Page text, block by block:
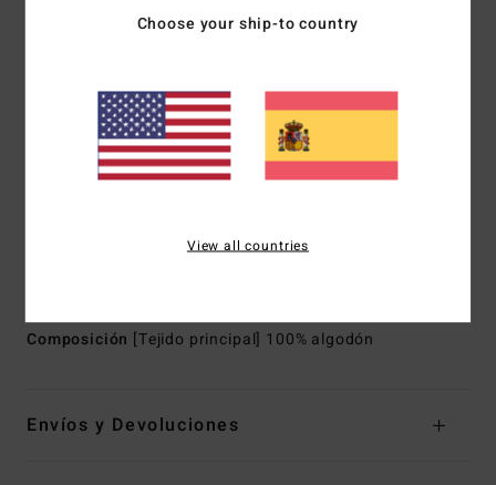
Trabilla práctica
Puntada en contraste
Remaches metálicos o costuras de refuerzo en zonas de
alta tensión
Composición [Tejido principal] 100% algodón
Envíos y Devoluciones
Choose your ship-to country
View all countries